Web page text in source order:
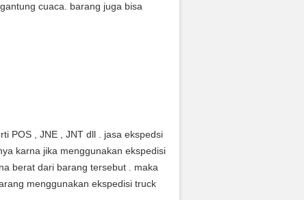
cuaca. barang juga bisa
POS , JNE , JNT dll . jasa ekspedsi
karna jika menggunakan ekspedisi
berat dari barang tersebut . maka
menggunakan ekspedisi truck